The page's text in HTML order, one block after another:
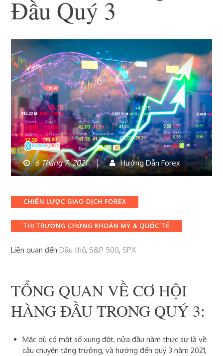
Đầu Quý 3
6 Tháng 7, 2021 Hướng Dẫn Forex
Categories
CHIẾN LƯỢC GIAO DỊCH FOREX
THỊ TRƯỜNG CHỨNG KHOÁN MỸ & QUỐC TẾ
Liên quan đếnDầu thô, S&P 500, SPX
TỔNG QUAN VỀ CƠ HỘI
HÀNG ĐẦU TRONG QUÝ 3:
Mặc dù có một số xung đột, nửa đầu năm thực sự là về
câu chuyện tăng trưởng, và hướng đến quý 3 năm 2021,